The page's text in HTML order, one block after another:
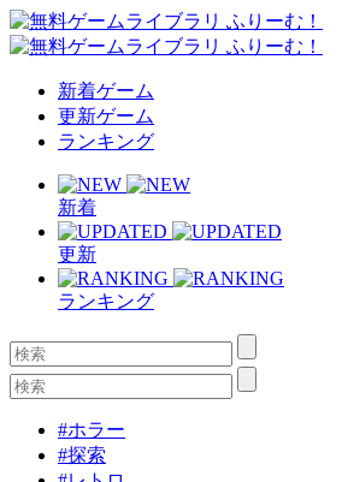
新着ゲーム
更新ゲーム
ランキング
新着
更新
ランキング
#ホラー
#探索